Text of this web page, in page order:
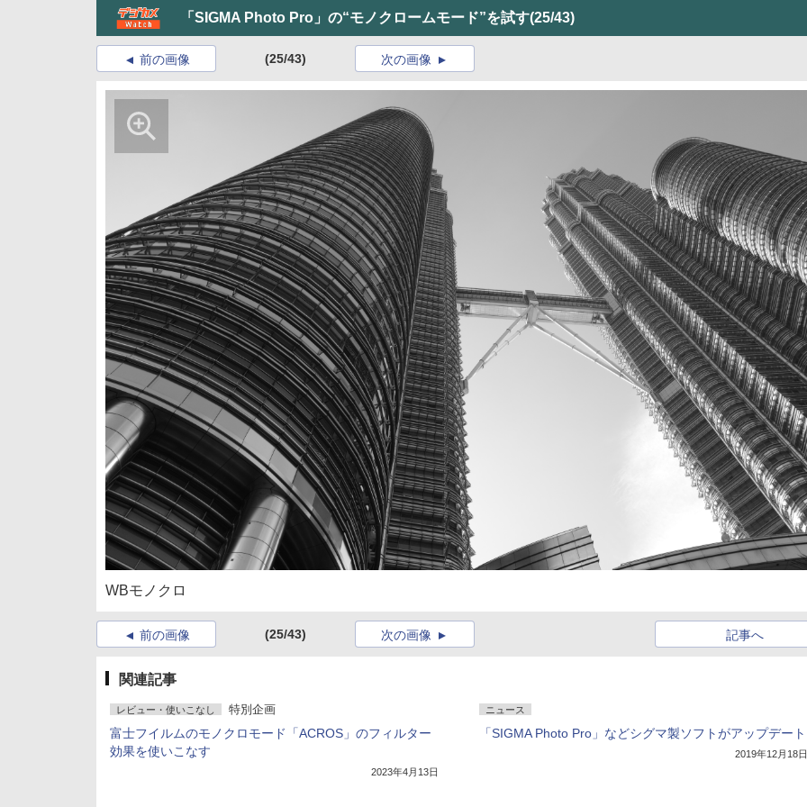
「SIGMA Photo Pro」の“モノクロームモード”を試す(25/43)
前の画像 (25/43) 次の画像
WBモノクロ
前の画像 (25/43) 記事へ
次の画像
関連記事
レビュー・使いこなし 特別企画
富士フイルムのモノクロモード「ACROS」のフィルター
効果を使いこなす
2023年4月13日
ニュース
「SIGMA Photo Pro」などシグマ製ソフトがアップデート
2019年12月18日